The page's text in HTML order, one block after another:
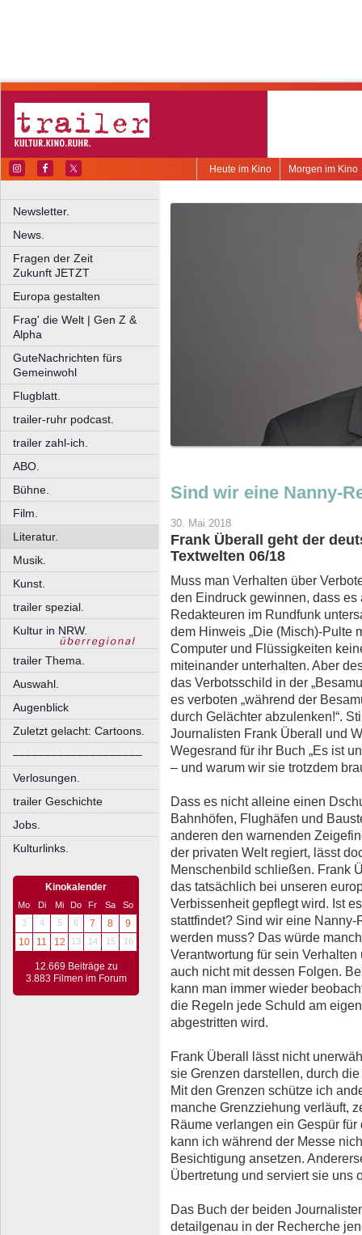
Morgen im Kino
Heute im Kino
Newsletter.
News.
Fragen der Zeit
Zukunft JETZT
Europa gestalten
Frag' die Welt | Gen Z &
Alpha
GuteNachrichten fürs
Gemeinwohl
Flugblatt.
trailer-ruhr podcast.
trailer zahl-ich.
ABO.
Bühne.
Film.
Literatur.
Musik.
Kunst.
trailer spezial.
Kultur in NRW.
trailer Thema.
Auswahl.
Augenblick
Zuletzt gelacht: Cartoons.
––––––––––––––––––––
Verlosungen.
trailer Geschichte
Jobs.
Kulturlinks.
Kinokalender
Mo Di Mi Do Fr Sa
So
3
4 5 6 7 8
9
10
11 12 13 14 15 16
12.669 Beiträge zu
3.883 Filmen im Forum
Sind wir eine Nanny-
30. Mai 2018
Frank Überall geht der
Textwelten 06/18
Muss man Verhalten über
den Eindruck gewinnen, dass
Redakteuren im Rundfunk
dem Hinweis „Die (Misch)-Pulte
Computer und Flüssigkeiten
miteinander unterhalten. Aber
das Verbotsschild in der
es verboten „während der
durch Gelächter abzulenken!“.
Journalisten Frank Überall und
Wegesrand für ihr Buch „Es ist
– und warum wir sie trotzdem
Dass es nicht alleine einen
Bahnhöfen, Flughäfen und
anderen den warnenden
der privaten Welt regiert, lässt
Menschenbild schließen. Frank
das tatsächlich bei unseren
Verbissenheit gepflegt wird. Ist
stattfindet? Sind wir eine
werden muss? Das würde
Verantwortung für sein
auch nicht mit dessen Folgen.
kann man immer wieder
die Regeln jede Schuld am
abgestritten wird.
Frank Überall lässt nicht
sie Grenzen darstellen, durch
Mit den Grenzen schütze ich
manche Grenzziehung verläuft,
Räume verlangen ein Gespür
kann ich während der Messe
Besichtigung ansetzen.
Übertretung und serviert sie uns
Das Buch der beiden
detailgenau in der Recherche